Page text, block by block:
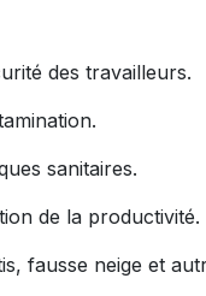
des travailleurs.
sanitaires.
de la productivité.
fausse neige et